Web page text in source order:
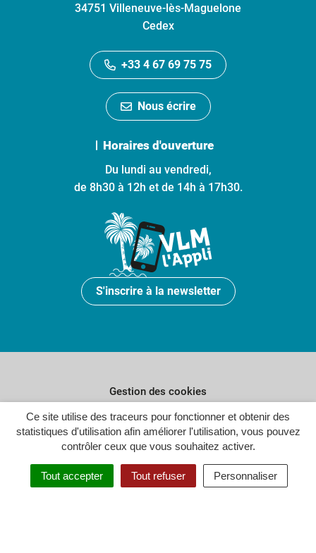
Ce site utilise des traceurs pour fonctionner et obtenir des
statistiques d'utilisation afin améliorer l'utilisation, vous pouvez
contrôler ceux que vous souhaitez activer.
Tout accepter Tout refuser Personnaliser
34751 Villeneuve-lès-Maguelone
Cedex
+33 4 67 69 75 75
Nous écrire
Horaires d'ouverture
Du lundi au vendredi,
de 8h30 à 12h et de 14h à 17h30.
S'inscrire à la newsletter
Gestion des cookies
Plan du site
Politique de confidentialité
Crédits